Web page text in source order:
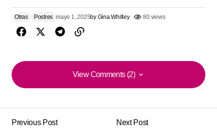
Otras Postres mayo 1, 2025by Gina Whitley 80 views
View Comments (2)
View Comments (2)
Perfecto para compartir ❤️. la receta está muy bien
explicada. qué buena guía.
Previous Post Next Post